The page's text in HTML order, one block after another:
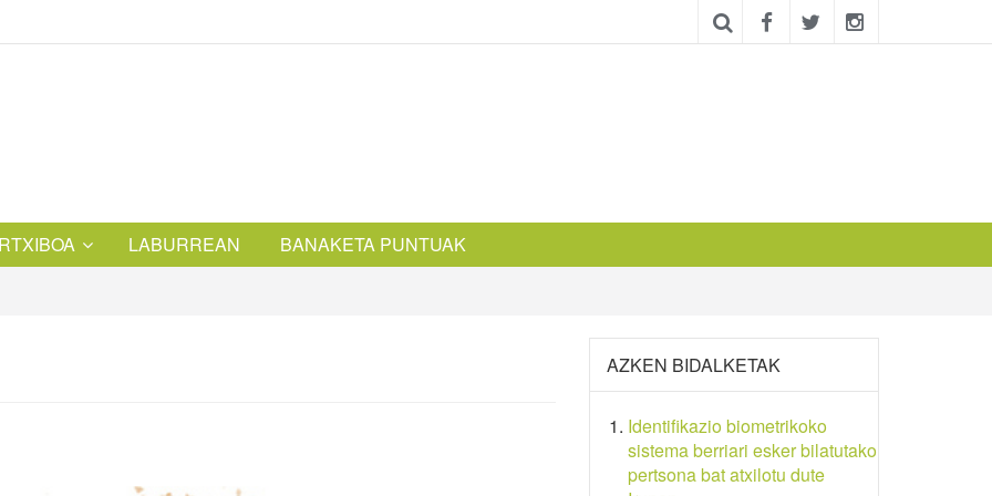
LABURREAN BANAKETA PUNTUAK
AZKEN BIDALKETAK
Identifikazio biometrikoko
sistema berriari esker bilatutako
pertsona bat atxilotu dute